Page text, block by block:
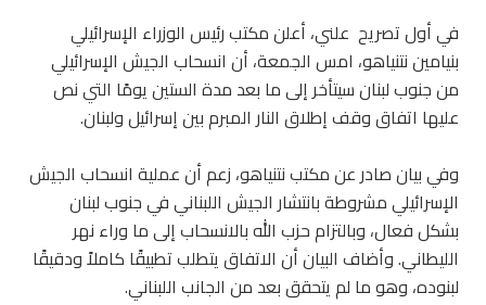
في أول تصريح علني، أعلن مكتب رئيس الوزراء الإسرائيلي
بنيامين نتنياهو، امس الجمعة، أن انسحاب الجيش الإسرائيلي
من جنوب لبنان سيتأخر إلى ما بعد مدة الستين يومًا التي نص
عليها اتفاق وقف إطلاق النار المبرم بين إسرائيل ولبنان.
وفي بيان صادر عن مكتب نتنياهو، زعم أن عملية انسحاب الجيش
الإسرائيلي مشروطة بانتشار الجيش اللبناني في جنوب لبنان
بشكل فعال، وبالتزام حزب الله بالانسحاب إلى ما وراء نهر
الليطاني. وأضاف البيان أن الاتفاق يتطلب تطبيقًا كاملاً ودقيقًا
لبنوده، وهو ما لم يتحقق بعد من الجانب اللبناني.